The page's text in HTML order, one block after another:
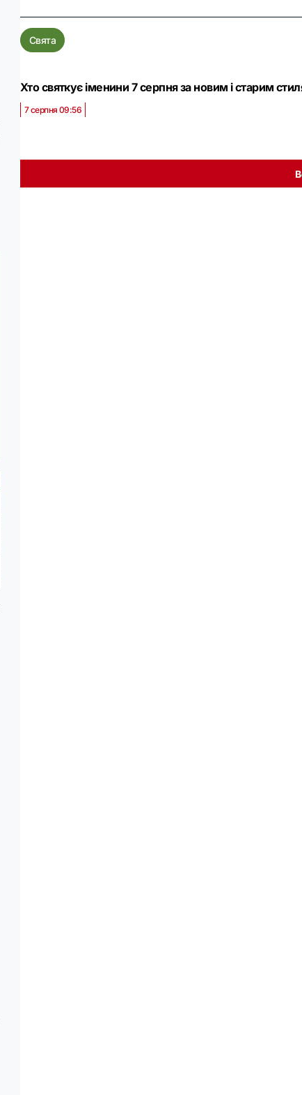
Свята
Хто святкує іменини 7 серпня за новим і старим
7 серпня 09:56